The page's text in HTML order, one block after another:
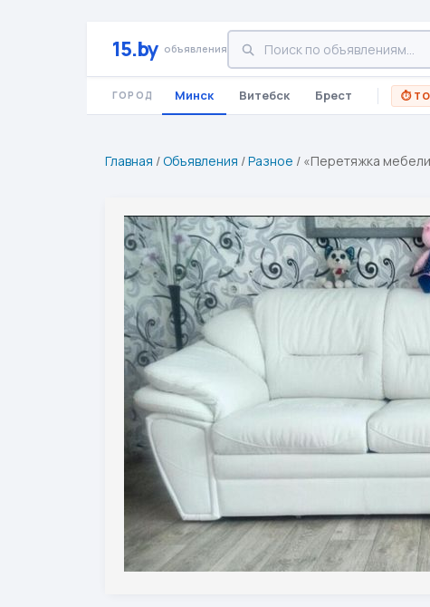
15.by объявления
ГОРОД Минск Витебск Брест ⏱
Главная /Объявления /Разное / «Перетяжка